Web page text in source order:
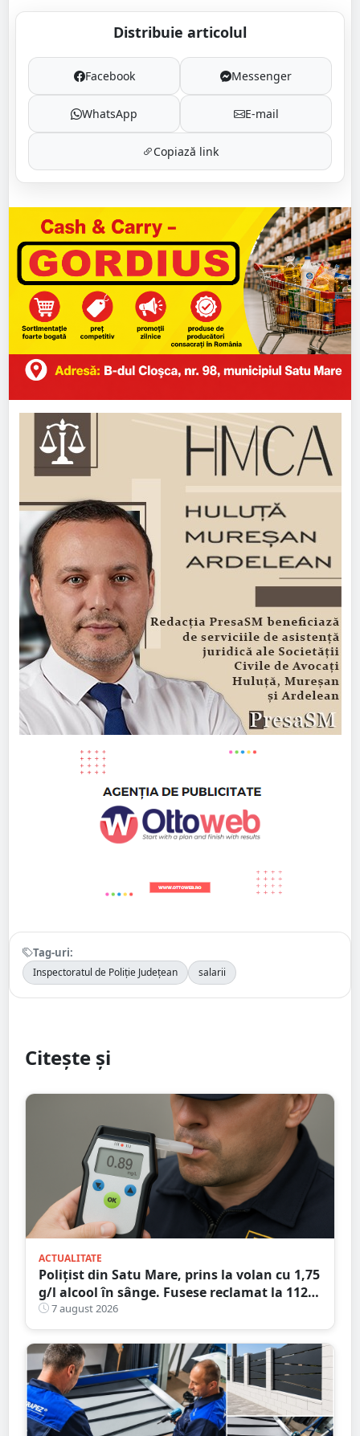
Distribuie articolul
Facebook Messenger
WhatsApp E-mail
Copiază link
Tag-uri:
Inspectoratul de Poliție Județean salarii
Citește și
ACTUALITATE
Polițist din Satu Mare, prins la volan cu 1,75
g/l alcool în sânge. Fusese reclamat la 112
că circula pe contrasens
7 august 2026